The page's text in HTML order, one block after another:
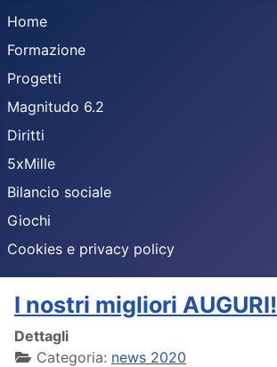
Home
Formazione
Progetti
Magnitudo 6.2
Diritti
5xMille
Bilancio sociale
Giochi
Cookies e privacy policy
I nostri migliori AUGURI!
Dettagli
Categoria: news 2020